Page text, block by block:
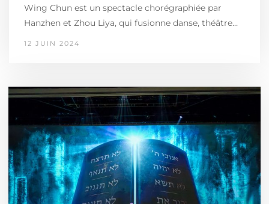
Wing Chun est un spectacle chorégraphiée par
Hanzhen et Zhou Liya, qui fusionne danse, théâtre…
12 JUIN 2024